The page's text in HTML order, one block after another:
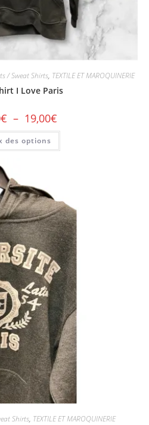
/ Sweat Shirts, TEXTILE ET MAROQUINERIE
I Love Paris
€ – 19,00€
des options
Shirts, TEXTILE ET MAROQUINERIE